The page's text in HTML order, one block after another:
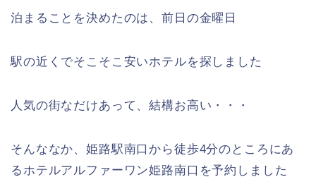
泊まることを決めたのは、前日の金曜日
駅の近くでそこそこ安いホテルを探しました
人気の街なだけあって、結構お高い・・・
そんななか、姫路駅南口から徒歩4分のところにあ
るホテルアルファーワン姫路南口を予約しました